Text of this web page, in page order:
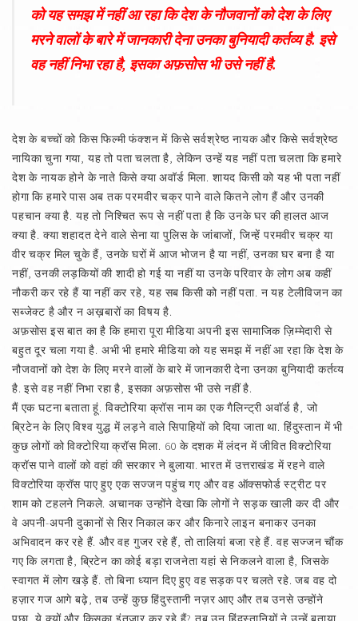
को यह समझ में नहीं आ रहा कि देश के नौजवानों को देश के लिए
मरने वालों के बारे में जानकारी देना उनका बुनियादी कर्तव्य है. इसे
वह नहीं निभा रहा है, इसका अफ़सोस भी उसे नहीं है.
देश के बच्चों को किस फिल्मी फंक्शन में किसे सर्वश्रेष्ठ नायक और किसे सर्वश्रेष्ठ
नायिका चुना गया, यह तो पता चलता है, लेकिन उन्हें यह नहीं पता चलता कि हमारे
देश के नायक होने के नाते किसे क्या अवॉर्ड मिला. शायद किसी को यह भी पता नहीं
होगा कि हमारे पास अब तक परमवीर चक्र पाने वाले कितने लोग हैं और उनकी
पहचान क्या है. यह तो निश्‍चित रूप से नहीं पता है कि उनके घर की हालत आज
क्या है. क्या शहादत देने वाले सेना या पुलिस के जांबाजों, जिन्हें परमवीर चक्र या
वीर चक्र मिल चुके हैं, उनके घरों में आज भोजन है या नहीं, उनका घर बना है या
नहीं, उनकी लड़कियों की शादी हो गई या नहीं या उनके परिवार के लोग अब कहीं
नौकरी कर रहे हैं या नहीं कर रहे, यह सब किसी को नहीं पता. न यह टेलीविजन का
सब्जेक्ट है और न अख़बारों का विषय है.
अफ़सोस इस बात का है कि हमारा पूरा मीडिया अपनी इस सामाजिक ज़िम्मेदारी से
बहुत दूर चला गया है. अभी भी हमारे मीडिया को यह समझ में नहीं आ रहा कि देश के
नौजवानों को देश के लिए मरने वालों के बारे में जानकारी देना उनका बुनियादी कर्तव्य
है. इसे वह नहीं निभा रहा है, इसका अफ़सोस भी उसे नहीं है.
मैं एक घटना बताता हूं. विक्टोरिया क्रॉस नाम का एक गैलिन्ट्री अवॉर्ड है, जो
ब्रिटेन के लिए विश्‍व युद्ध में लड़ने वाले सिपाहियों को दिया जाता था. हिंदुस्तान में भी
कुछ लोगों को विक्टोरिया क्रॉस मिला. 60 के दशक में लंदन में जीवित विक्टोरिया
क्रॉस पाने वालों को वहां की सरकार ने बुलाया. भारत में उत्तराखंड में रहने वाले
विक्टोरिया क्रॉस पाए हुए एक सज्जन पहुंच गए और वह ऑक्सफोर्ड स्ट्रीट पर
शाम को टहलने निकले. अचानक उन्होंने देखा कि लोगों ने सड़क खाली कर दी और
वे अपनी-अपनी दुकानों से सिर निकाल कर और किनारे लाइन बनाकर उनका
अभिवादन कर रहे हैं. और वह गुजर रहे हैं, तो तालियां बजा रहे हैं. वह सज्जन चौंक
गए कि लगता है, ब्रिटेन का कोई बड़ा राजनेता यहां से निकलने वाला है, जिसके
स्वागत में लोग खड़े हैं. तो बिना ध्यान दिए हुए वह सड़क पर चलते रहे. जब वह दो
हज़ार गज आगे बढ़े, तब उन्हें कुछ हिंदुस्तानी नज़र आए और तब उनसे उन्होंने